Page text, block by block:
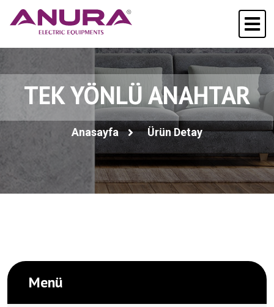
TEK YÖNLÜ ANAHTAR
Anasayfa Ürün Detay
Menü